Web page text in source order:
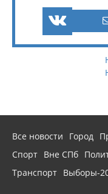
Все новости Город
Спорт Вне СПб
Транспорт Выборы-